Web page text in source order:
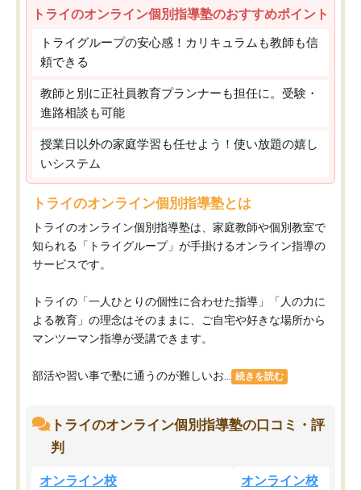
トライのオンライン個別指導塾のおすすめポイント
トライグループの安心感！カリキュラムも教師も信
頼できる
教師と別に正社員教育プランナーも担任に。受験・
進路相談も可能
授業日以外の家庭学習も任せよう！使い放題の嬉し
いシステム
トライのオンライン個別指導塾とは
トライのオンライン個別指導塾は、家庭教師や個別教室で
知られる「トライグループ」が手掛けるオンライン指導の
サービスです。
トライの「一人ひとりの個性に合わせた指導」「人の力に
よる教育」の理念はそのままに、ご自宅や好きな場所から
マンツーマン指導が受講できます。
部活や習い事で塾に通うのが難しいお... 続きを読む
トライのオンライン個別指導塾の口コミ・評
判
オンライン校 オンライン校